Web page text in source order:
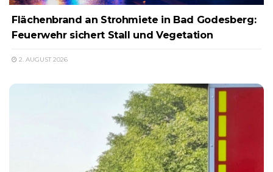
Flächenbrand an Strohmiete in Bad Godesberg:
Feuerwehr sichert Stall und Vegetation
2. AUGUST 2026